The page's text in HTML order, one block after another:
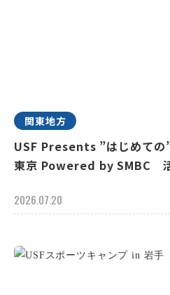
関東地方
USF Presents ”はじめて
東京 Powered by SMBC
2026.07.20